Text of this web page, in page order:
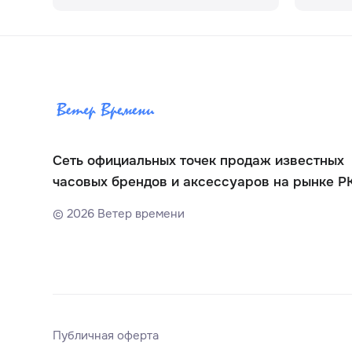
Сеть официальных точек продаж известных
часовых брендов и аксессуаров на рынке
©2026 Ветер времени
Публичная оферта